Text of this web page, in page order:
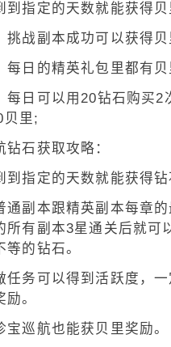
到指定的天数就能获得
挑战副本成功可以获得
每日的精英礼包里都有
每日可以用20钻石购买2
贝里;
钻石获取攻略：
到指定的天数就能获得
通副本跟精英副本每章
所有副本3星通关后就可
的钻石。
任务可以得到活跃度，
。
宝巡航也能获贝里奖励。